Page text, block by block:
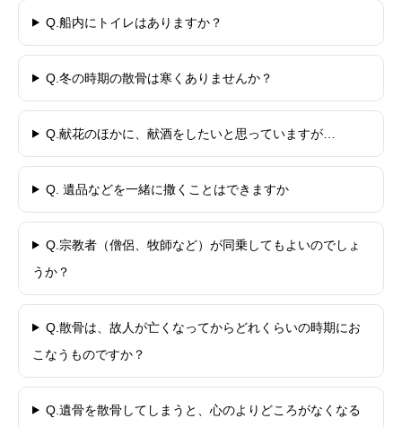
Q.船内にトイレはありますか？
Q.冬の時期の散骨は寒くありませんか？
Q.献花のほかに、献酒をしたいと思っていますが…
Q. 遺品などを一緒に撒くことはできますか
Q.宗教者（僧侶、牧師など）が同乗してもよいのでしょ
うか？
Q.散骨は、故人が亡くなってからどれくらいの時期にお
こなうものですか？
Q.遺骨を散骨してしまうと、心のよりどころがなくなる